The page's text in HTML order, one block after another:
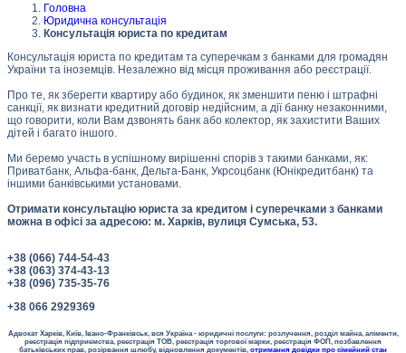
Головна
Юридична консультація
Консультація юриста по кредитам
Консультація юриста по кредитам та суперечкам з банками для громадян
України та іноземців. Незалежно від місця проживання або реєстрації.
Про те, як зберегти квартиру або будинок, як зменшити пеню і штрафні
санкції, як визнати кредитний договір недійсним, а дії банку незаконними,
що говорити, коли Вам дзвонять банк або колектор, як захистити Ваших
дітей і багато іншого.
Ми беремо участь в успішному вирішенні спорів з такими банками, як:
Приватбанк, Альфа-банк, Дельта-Банк, Укрсоцбанк (Юнікредитбанк) та
іншими банківськими установами.
Отримати консультацію юриста за кредитом і суперечками з банками
можна в офісі за адресою: м. Харків, вулиця Сумська, 53.
+38 (066) 744-54-43
+38 (063) 374-43-13
+38 (096) 735-35-76
+38 066 2929369
Адвокат Харків, Київ, Івано-Франківськ, вся Україна - юридичні послуги: розлучення, розділ майна, аліменти,
реєстрація підприємства, реєстрація ТОВ, реєстрація торгової марки, реєстрація ФОП, позбавлення
батьківських прав, розірвання шлюбу, відновлення документів, отримання довідки про сімейний стан